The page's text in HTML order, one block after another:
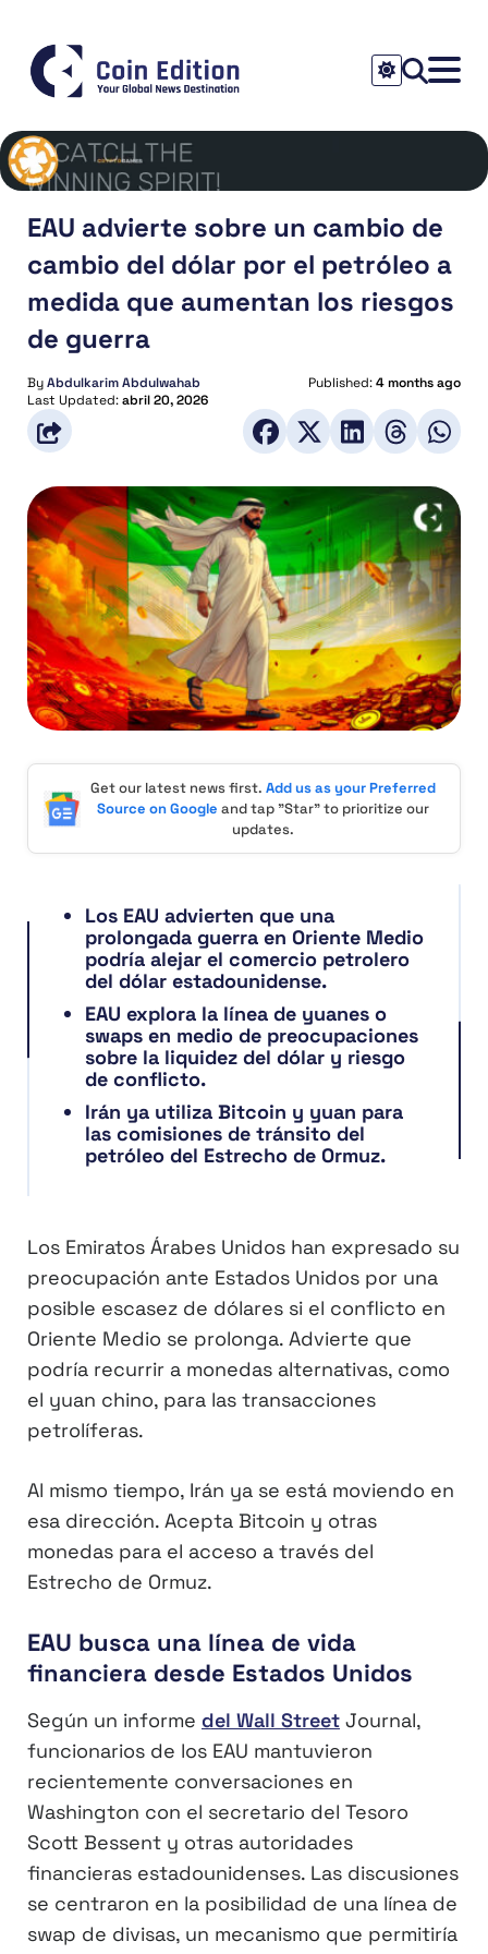
EAU advierte sobre un cambio de
cambio del dólar por el petróleo a
medida que aumentan los riesgos
de guerra
ByAbdulkarim Abdulwahab Published:4 months ago
Last Updated:abril 20, 2026
Get our latest news first. Add us as your Preferred
Source on Google and tap "Star" to prioritize our
updates.
Los EAU advierten que una
prolongada guerra en Oriente Medio
podría alejar el comercio petrolero
del dólar estadounidense.
EAU explora la línea de yuanes o
swaps en medio de preocupaciones
sobre la liquidez del dólar y riesgo
de conflicto.
Irán ya utiliza Bitcoin y yuan para
las comisiones de tránsito del
petróleo del Estrecho de Ormuz.
Los Emiratos Árabes Unidos han expresado su
preocupación ante Estados Unidos por una
posible escasez de dólares si el conflicto en
Oriente Medio se prolonga. Advierte que
podría recurrir a monedas alternativas, como
el yuan chino, para las transacciones
petrolíferas.
Al mismo tiempo, Irán ya se está moviendo en
esa dirección. Acepta Bitcoin y otras
monedas para el acceso a través del
Estrecho de Ormuz.
EAU busca una línea de vida
financiera desde Estados Unidos
Según un informe del Wall Street Journal,
funcionarios de los EAU mantuvieron
recientemente conversaciones en
Washington con el secretario del Tesoro
Scott Bessent y otras autoridades
financieras estadounidenses. Las discusiones
se centraron en la posibilidad de una línea de
swap de divisas, un mecanismo que permitiría